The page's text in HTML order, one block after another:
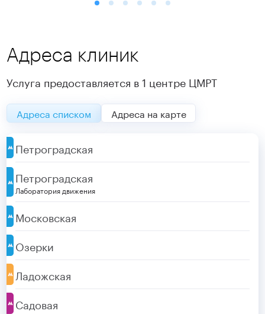
Адреса клиник
Услуга предоставляется в1 центре ЦМРТ
Адреса списком Адреса на карте
Петроградская
Петроградская
Лаборатория движения
Московская
Озерки
Ладожская
Садовая